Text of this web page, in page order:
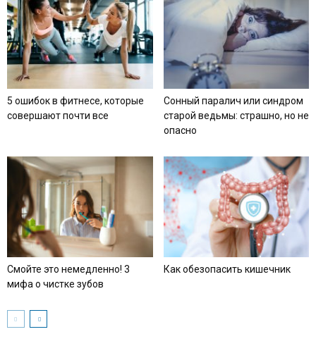
5 ошибок в фитнесе, которые
совершают почти все
Сонный паралич или синдром
старой ведьмы: страшно, но не
опасно
Смойте это немедленно! 3
мифа о чистке зубов
Как обезопасить кишечник